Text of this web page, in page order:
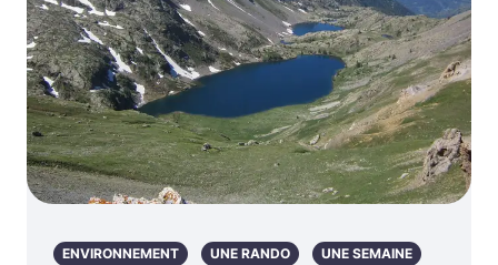
ENVIRONNEMENT UNE RANDO UNE SEMAINE